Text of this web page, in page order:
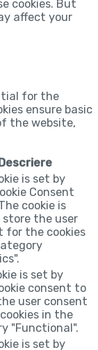
cookies. But
affect your
for the
ensure basic
the website,
is set by
Consent
cookie is
store the user
for the cookies
is set by
consent to
user consent
in the
"Functional".
is set by